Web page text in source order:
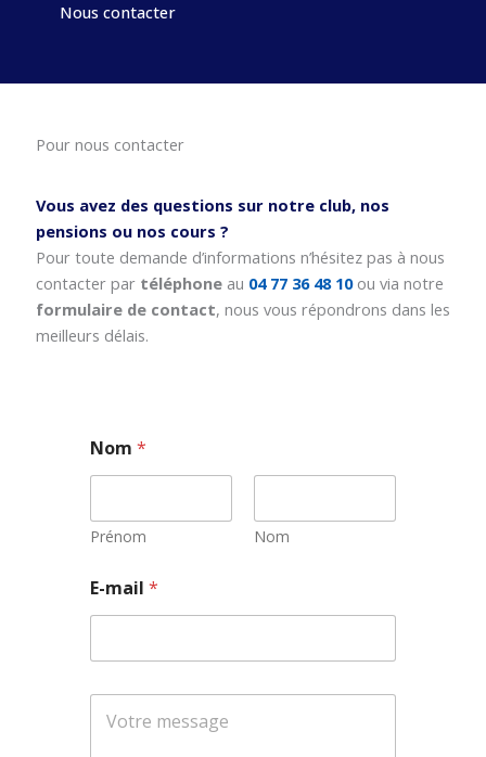
Nous contacter
Pour nous contacter
Vous avez des questions sur notre club, nos
pensions ou nos cours ?
Pour toute demande d’informations n’hésitez pas à nous
contacter par téléphoneau 04 77 36 48 10 ou via notre
formulaire de contact, nous vous répondrons dans les
meilleurs délais.
Nom*
Prénom Nom
o
m
o
E-mail*